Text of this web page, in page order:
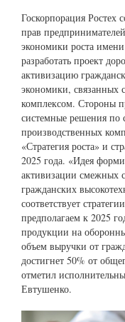
Госкорпорация
прав
экономики роста
разработать проект
активизацию
экономики,
комплексом. Стороны
системные решения по
производственных
«Стратегия роста» и
2025 года. «Идея
активизации смежных
гражданских
соответствует
предполагаем к 2025
продукции на
объем выручки от
достигнет 50% от
отметил
Евтушенко.